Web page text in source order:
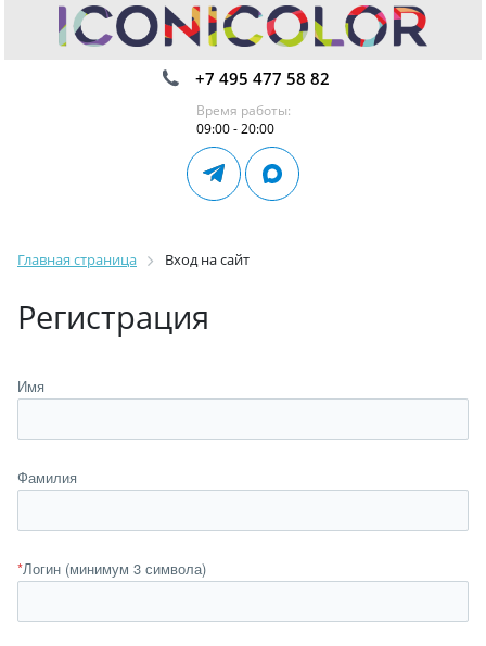
+7 495 477 58 82
Время работы:
09:00 - 20:00
Главная страница Вход на сайт
Регистрация
Имя
Фамилия
*Логин (минимум 3 символа)